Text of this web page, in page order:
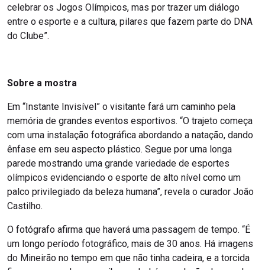
celebrar os Jogos Olímpicos, mas por trazer um diálogo
entre o esporte e a cultura, pilares que fazem parte do DNA
do Clube”.
Sobre a mostra
Em “Instante Invisível” o visitante fará um caminho pela
memória de grandes eventos esportivos. “O trajeto começa
com uma instalação fotográfica abordando a natação, dando
ênfase em seu aspecto plástico. Segue por uma longa
parede mostrando uma grande variedade de esportes
olímpicos evidenciando o esporte de alto nível como um
palco privilegiado da beleza humana”, revela o curador João
Castilho.
O fotógrafo afirma que haverá uma passagem de tempo. “É
um longo período fotográfico, mais de 30 anos. Há imagens
do Mineirão no tempo em que não tinha cadeira, e a torcida